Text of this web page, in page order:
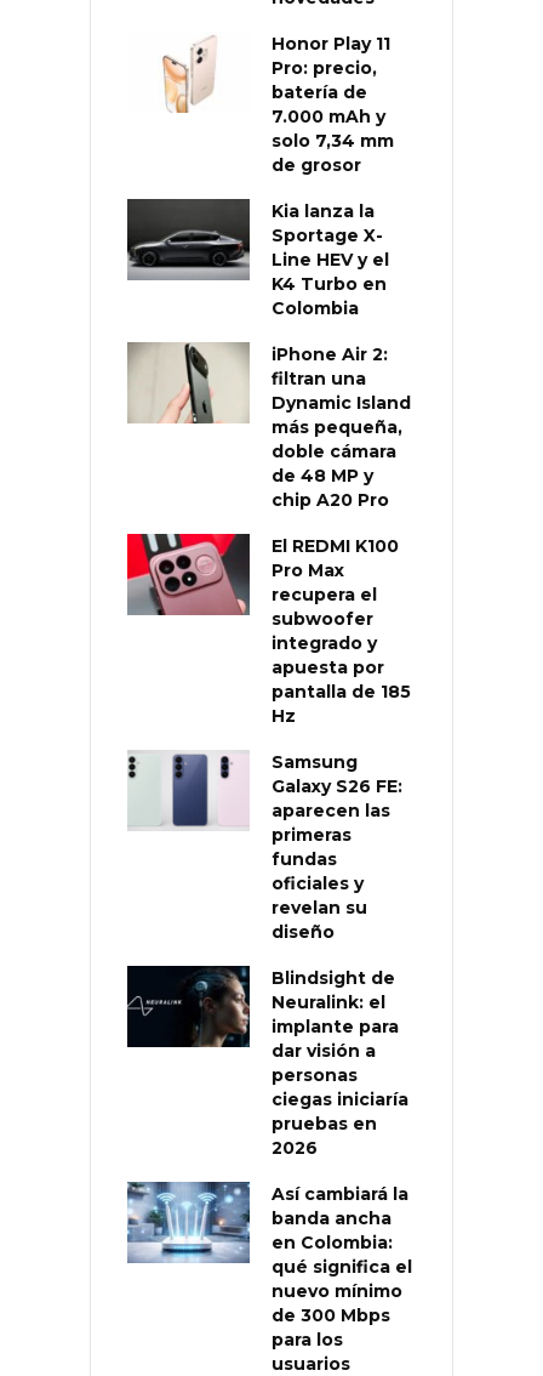
Honor Play 11
Pro: precio,
batería de
7.000 mAh y
solo 7,34 mm
de grosor
Kia lanza la
Sportage X-
Line HEV y el
K4 Turbo en
Colombia
iPhone Air 2:
filtran una
Dynamic Island
más pequeña,
doble cámara
de 48 MP y
chip A20 Pro
El REDMI K100
Pro Max
recupera el
subwoofer
integrado y
apuesta por
pantalla de 185
Hz
Samsung
Galaxy S26 FE:
aparecen las
primeras
fundas
oficiales y
revelan su
diseño
Blindsight de
Neuralink: el
implante para
dar visión a
personas
ciegas iniciaría
pruebas en
2026
Así cambiará la
banda ancha
en Colombia:
qué significa el
nuevo mínimo
de 300 Mbps
para los
usuarios